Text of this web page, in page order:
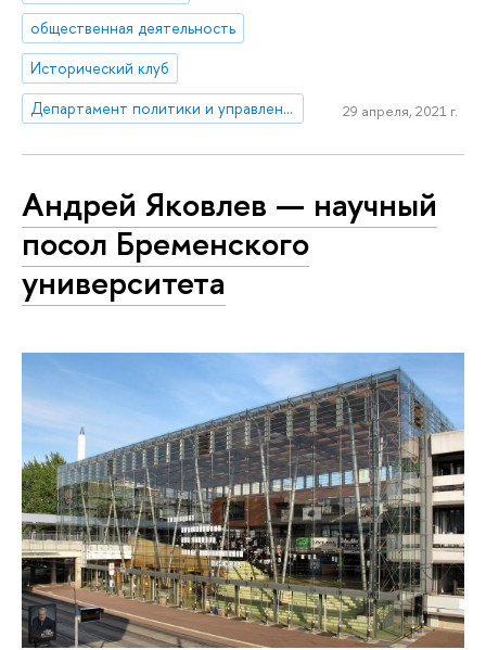
общественная деятельность
Исторический клуб
Департамент политики и управления
29 апреля, 2021 г.
Андрей Яковлев — научный
посол Бременского
университета